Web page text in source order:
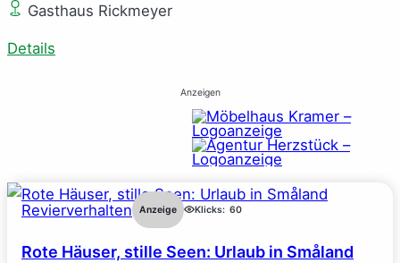
Gasthaus Rickmeyer
Details
Anzeigen
Revierverhalten Anzeige Klicks: 60
Rote Häuser, stille Seen: Urlaub in Småland